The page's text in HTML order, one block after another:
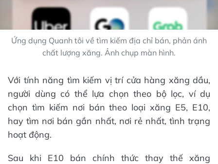
Ứng dụng Quanh tôi về tìm kiếm địa chỉ bán, phản ánh
chất lượng xăng. Ảnh chụp màn hình.
Với tính năng tìm kiếm vị trí cửa hàng xăng dầu,
người dùng có thể lựa chọn theo bộ lọc, ví dụ
chọn tìm kiếm nơi bán theo loại xăng E5, E10,
hay tìm nơi bán gần nhất, nơi rẻ nhất, tình trạng
hoạt động.
Sau khi E10 bán chính thức thay thế xăng